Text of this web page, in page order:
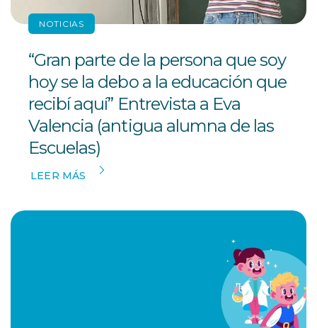
NOTICIAS
“Gran parte de la persona que soy
hoy se la debo a la educación que
recibí aquí” Entrevista a Eva
Valencia (antigua alumna de las
Escuelas)
LEER MÁS